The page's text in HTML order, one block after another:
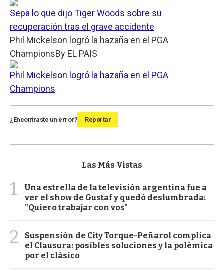
Sepa lo que dijo Tiger Woods sobre su
recuperación tras el grave accidente
Phil Mickelson logró la hazaña en el PGA
ChampionsBy EL PAIS
Phil Mickelson logró la hazaña en el PGA
Champions
¿Encontraste un error? Reportar
Las Más Vistas
1
Una estrella de la televisión argentina fue a
ver el show de Gustaf y quedó deslumbrada:
"Quiero trabajar con vos"
2
Suspensión de City Torque-Peñarol complica
el Clausura: posibles soluciones y la polémica
por el clásico